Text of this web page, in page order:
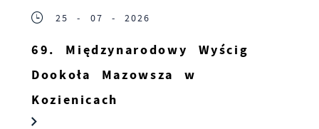
25 - 07 - 2026
69. Międzynarodowy Wyścig
Dookoła Mazowsza w
Kozienicach